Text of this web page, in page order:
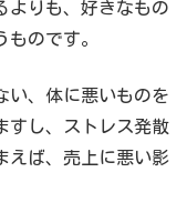
よりも、好きなもの
のです。
い、体に悪いものを
すし、ストレス発散
えば、売上に悪い影